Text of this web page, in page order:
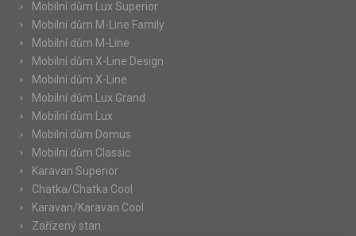
Mobilní dům Lux Superior
Mobilní dům M-Line Family
Mobilní dům M-Line
Mobilní dům X-Line Design
Mobilní dům X-Line
Mobilní dům Lux Grand
Mobilní dům Lux
Mobilní dům Domus
Mobilní dům Classic
Karavan Superior
Chatka/Chatka Cool
Karavan/Karavan Cool
Zařízený stan